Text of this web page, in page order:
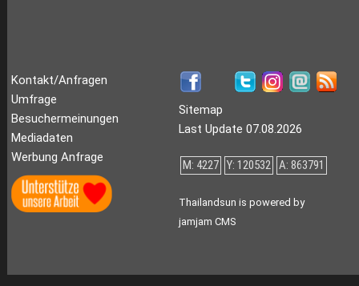
Kontakt/Anfragen
Umfrage
Besuchermeinungen
Mediadaten
Werbung Anfrage
Sitemap
Last Update 07.08.2026
M: 4227 Y: 120532 A: 863791
Thailandsun is powered by
jamjam CMS